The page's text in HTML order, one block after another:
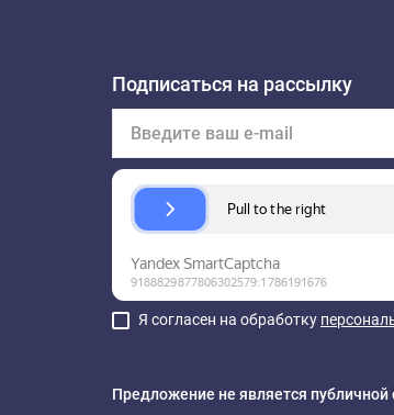
Подписаться на рассылку
Я согласен на обработку
Предложение не является